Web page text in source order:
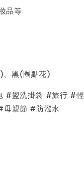
品等
、黑(圈點花)
#盥洗掛袋 #旅行 #
親節 #防潑水